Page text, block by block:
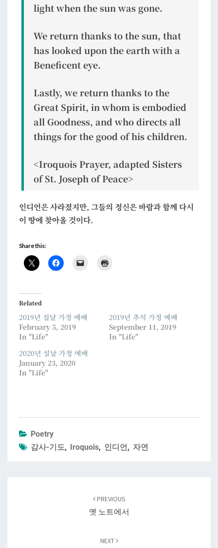
light when the sun was gone.
We return thanks to the sun, that
has looked upon the earth with a
Beneficent eye.
Lastly, we return thanks to the
Great Spirit, in whom is embodied
all Goodness, and who directs all
things for the good of his children.
<Iroquois Prayer, adapted Sisters
of St. Joseph of Peace>
인디언은 사라졌지만, 그들의 정신은 바람과 함께 다시
이 땅에 찾아올 것이다.
Share this:
Related
2019년 설날 가정 예배
February 5, 2019
In "Life"
2019년 추석 가정 예배
September 11, 2019
In "Life"
2020년 설날 가정 예배
January 23, 2020
In "Life"
Poetry
감사-기도, Iroquois, 인디언, 자연
PREVIOUS
옛 노트에서
NEXT